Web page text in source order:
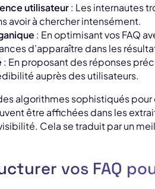
utilisateur: Les internautes
avoir à chercher intensément.
: En optimisant vos FAQ
d’apparaître dans les
: En proposant des réponses
auprès des utilisateurs.
algorithmes sophistiqués
être affichées dans les
Cela se traduit par un
vos FAQ